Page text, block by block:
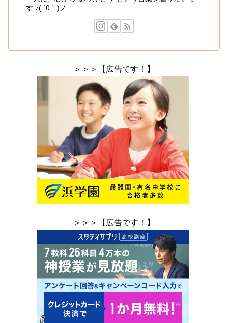
す ♪( ´θ｀)ノ
＞＞＞【広告です！】
＞＞＞【広告です！】